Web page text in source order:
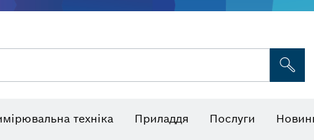
техніка Приладдя Послуги